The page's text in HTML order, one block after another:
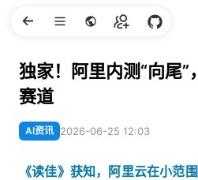
独家！阿里内测“向尾
赛道
AI资讯 2026-06-25 12:03
《读佳》获知，阿里云在小范